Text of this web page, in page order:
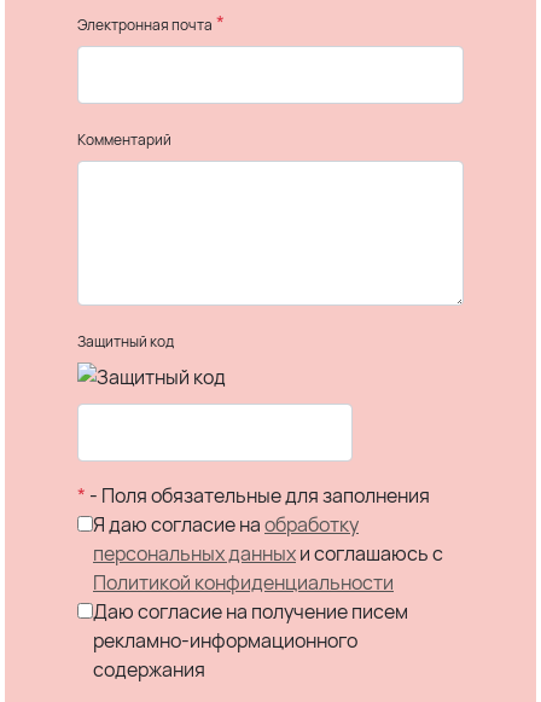
Электронная почта *
Комментарий
Защитный код
* - Поля обязательные для заполнения
Я даю согласие наобработку
персональных данныхи соглашаюсь c
Политикой конфиденциальности
Даю согласие на получение писем
рекламно-информационного
содержания